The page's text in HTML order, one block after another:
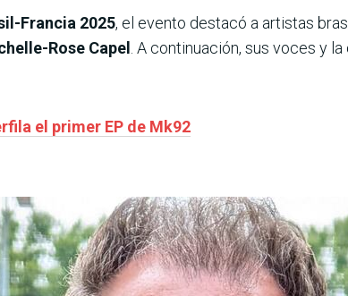
Francia 2025, el evento destacó a artistas
Rose Capel . A continuación, sus voces y
el primer EP de Mk92